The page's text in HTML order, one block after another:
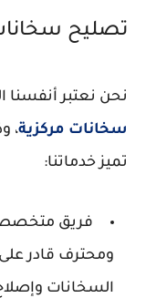
تصليح
نحن نعتبر أنفسنا
سخانات مركزية،
تميز خدماتنا:
فريق
ومحترف قادر
السخانات